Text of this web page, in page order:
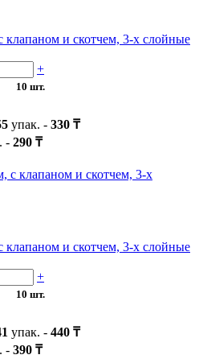
и скотчем, 3-х слойные
+
10 шт.
упак. - 330 ₸
- 290 ₸
и скотчем, 3-х слойные
+
10 шт.
упак. - 440 ₸
- 390 ₸